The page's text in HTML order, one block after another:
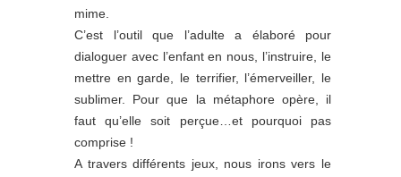
mime.
C’est l’outil que l’adulte a élaboré pour
dialoguer avec l’enfant en nous, l’instruire, le
mettre en garde, le terrifier, l’émerveiller, le
sublimer. Pour que la métaphore opère, il
faut qu’elle soit perçue…et pourquoi pas
comprise !
A travers différents jeux, nous irons vers le